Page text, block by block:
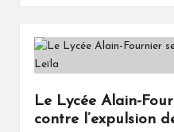
Le Lycée Alain-
contre l’expulsion